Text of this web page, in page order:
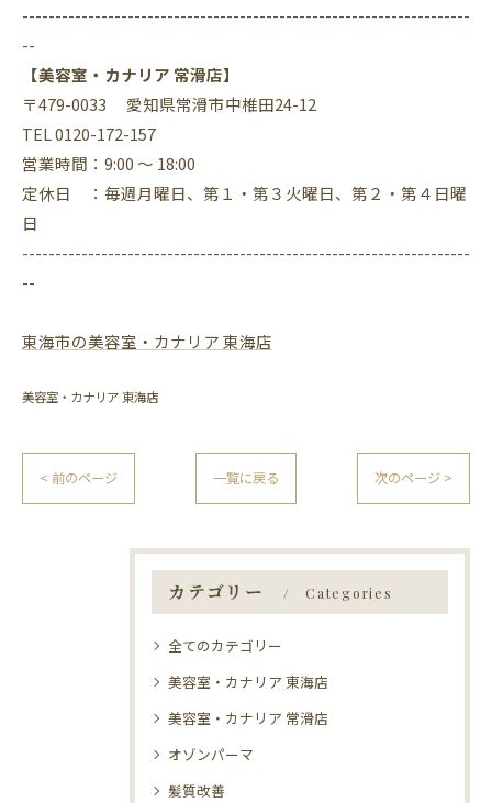
--------------------------------------------------------------------
--
【美容室・カナリア 常滑店】
〒479-0033 愛知県常滑市中椎田24-12
TEL 0120-172-157
営業時間：9:00 ～ 18:00
定休日 ：毎週月曜日、第１・第３火曜日、第２・第４日曜
日
--------------------------------------------------------------------
--
東海市の美容室・カナリア 東海店
美容室・カナリア 東海店
< 前のページ 一覧に戻る 次のページ >
カテゴリー Categories
全てのカテゴリー
美容室・カナリア 東海店
美容室・カナリア 常滑店
オゾンパーマ
髪質改善